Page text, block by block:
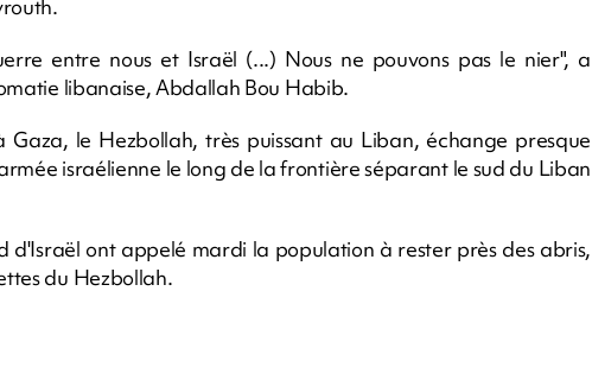
entre nous et Israël (...) Nous ne pouvons pas le nier", a
libanaise, Abdallah Bou Habib.
le Hezbollah, très puissant au Liban, échange presque
israélienne le long de la frontière séparant le sud du Liban
d'Israël ont appelé mardi la population à rester près des abris,
du Hezbollah.